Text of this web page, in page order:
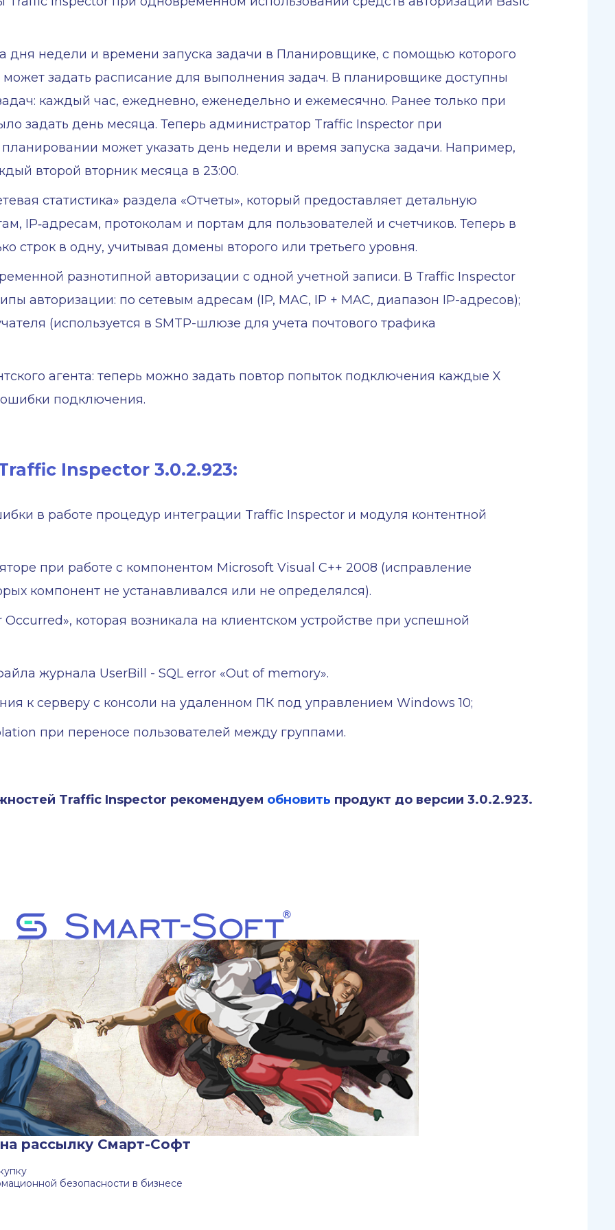
дня недели и времени запуска задачи в Планировщике, с помощью которого
задать расписание для выполнения задач. В планировщике доступны
каждый час, ежедневно, еженедельно и ежемесячно. Ранее только при
задать день месяца. Теперь администратор Traffic Inspector при
может указать день недели и время запуска задачи. Например,
второй вторник месяца в 23:00.
статистика» раздела «Отчеты», который предоставляет детальную
IP‑адресам, протоколам и портам для пользователей и счетчиков. Теперь в
строк в одну, учитывая домены второго или третьего уровня.
разнотипной авторизации с одной учетной записи. В Traffic Inspector
авторизации: по сетевым адресам (IP, MAC, IP + MAC, диапазон IP-адресов);
(используется в SMTP-шлюзе для учета почтового трафика
агента: теперь можно задать повтор попыток подключения каждые X
подключения.
Inspector 3.0.2.923:
в работе процедур интеграции Traffic Inspector и модуля контентной
при работе с компонентом Microsoft Visual C++ 2008 (исправление
компонент не устанавливался или не определялся).
которая возникала на клиентском устройстве при успешной
журнала UserBill - SQL error «Out of memory».
к серверу с консоли на удаленном ПК под управлением Windows 10;
при переносе пользователей между группами.
Traffic Inspector рекомендуем обновить продукт до версии 3.0.2.923.
рассылку Смарт-Софт
безопасности в бизнесе